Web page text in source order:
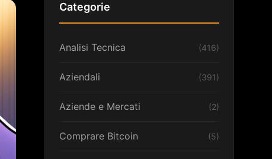
Categorie
Analisi Tecnica (416)
Aziendali (391)
Aziende e Mercati (2)
Comprare Bitcoin (5)